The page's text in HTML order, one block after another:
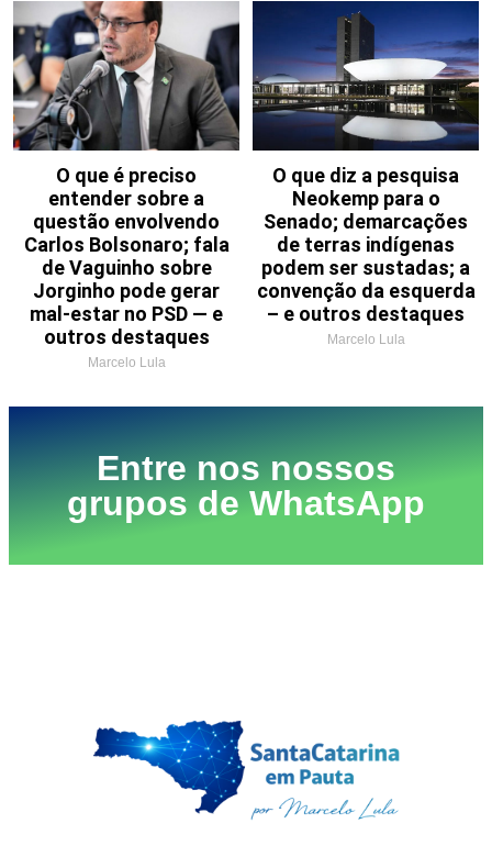
O que é preciso
entender sobre a
questão envolvendo
Carlos Bolsonaro; fala
de Vaguinho sobre
Jorginho pode gerar
mal-estar no PSD — e
outros destaques
Marcelo Lula
O que diz a pesquisa
Neokemp para o
Senado; demarcações
de terras indígenas
podem ser sustadas; a
convenção da esquerda
– e outros destaques
Marcelo Lula
Entre nos nossos
grupos de WhatsApp